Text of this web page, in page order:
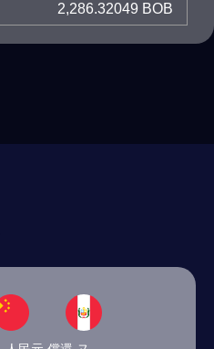
2,286.32049 BOB